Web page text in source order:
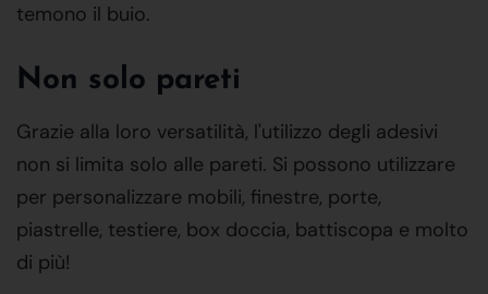
temono il buio.
Non solo pareti
Grazie alla loro versatilità, l'utilizzo degli adesivi
non si limita solo alle pareti. Si possono utilizzare
per personalizzare mobili, finestre, porte,
piastrelle, testiere, box doccia, battiscopa e molto
di più!